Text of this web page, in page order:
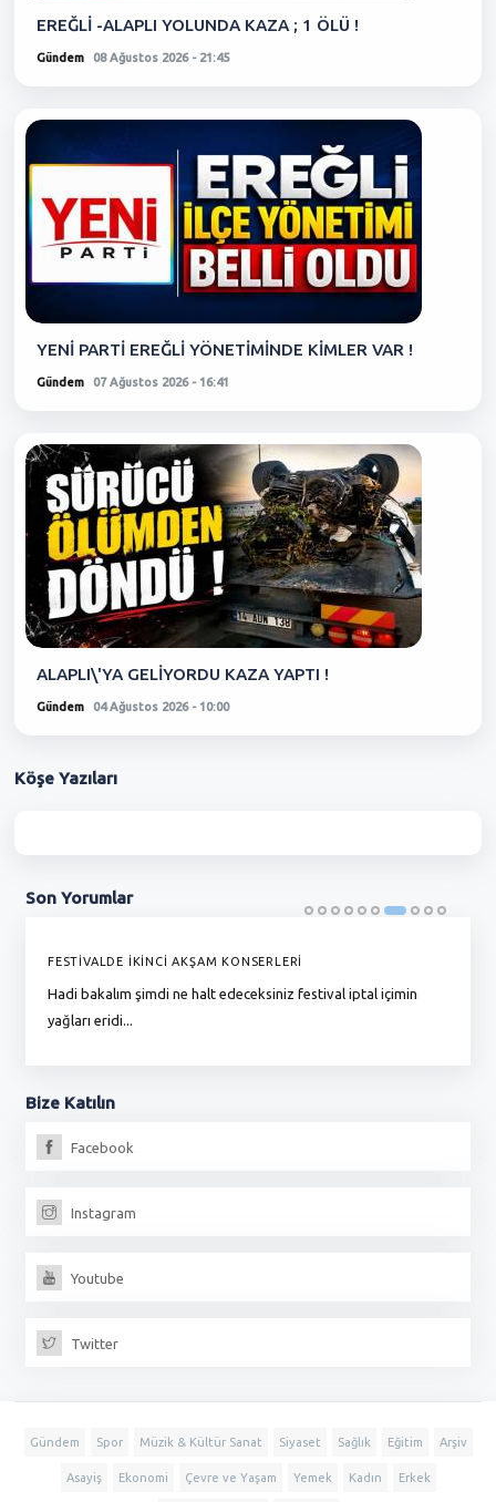
EREĞLİ -ALAPLI YOLUNDA KAZA ; 1 ÖLÜ !
Gündem 08 Ağustos 2026 - 21:45
YENİ PARTİ EREĞLİ YÖNETİMİNDE KİMLER VAR !
Gündem 07 Ağustos 2026 - 16:41
ALAPLI\'YA GELİYORDU KAZA YAPTI !
Gündem 04 Ağustos 2026 - 10:00
Köşe Yazıları
Son Yorumlar
FESTİVALDE İKİNCİ AKŞAM KONSERLERİ
Hadi bakalım şimdi ne halt edeceksiniz festival iptal içimin
yağları eridi...
Bize Katılın
Facebook
Instagram
Youtube
Twitter
Gündem Spor Müzik & Kültür Sanat Siyaset Sağlık Eğitim Arşiv
Asayiş Ekonomi Çevre ve Yaşam Yemek Kadın Erkek